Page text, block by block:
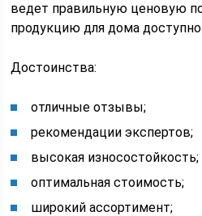
ведет правильную ценовую
продукцию для дома
Достоинства:
отличные отзывы;
рекомендации экспертов;
высокая износостойкость;
оптимальная стоимость;
широкий ассортимент;